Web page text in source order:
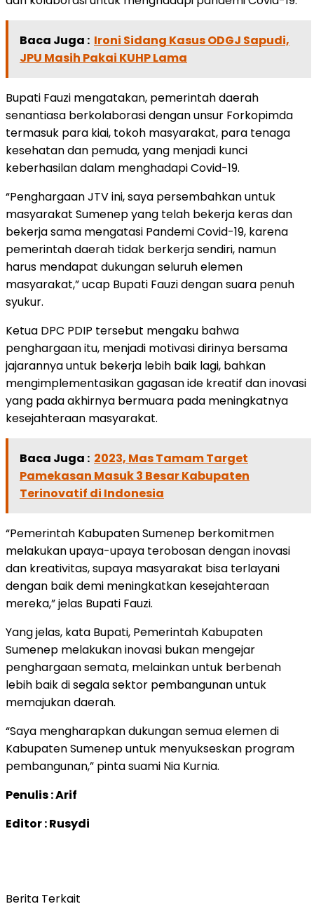
Baca Juga : Ironi Sidang Kasus ODGJ Sapudi,
JPU Masih Pakai KUHP Lama
Bupati Fauzi mengatakan, pemerintah daerah
senantiasa berkolaborasi dengan unsur Forkopimda
termasuk para kiai, tokoh masyarakat, para tenaga
kesehatan dan pemuda, yang menjadi kunci
keberhasilan dalam menghadapi Covid-19.
“Penghargaan JTV ini, saya persembahkan untuk
masyarakat Sumenep yang telah bekerja keras dan
bekerja sama mengatasi Pandemi Covid-19, karena
pemerintah daerah tidak berkerja sendiri, namun
harus mendapat dukungan seluruh elemen
masyarakat,” ucap Bupati Fauzi dengan suara penuh
syukur.
Ketua DPC PDIP tersebut mengaku bahwa
penghargaan itu, menjadi motivasi dirinya bersama
jajarannya untuk bekerja lebih baik lagi, bahkan
mengimplementasikan gagasan ide kreatif dan inovasi
yang pada akhirnya bermuara pada meningkatnya
kesejahteraan masyarakat.
Baca Juga : 2023, Mas Tamam Target
Pamekasan Masuk 3 Besar Kabupaten
Terinovatif di Indonesia
“Pemerintah Kabupaten Sumenep berkomitmen
melakukan upaya-upaya terobosan dengan inovasi
dan kreativitas, supaya masyarakat bisa terlayani
dengan baik demi meningkatkan kesejahteraan
mereka,” jelas Bupati Fauzi.
Yang jelas, kata Bupati, Pemerintah Kabupaten
Sumenep melakukan inovasi bukan mengejar
penghargaan semata, melainkan untuk berbenah
lebih baik di segala sektor pembangunan untuk
memajukan daerah.
“Saya mengharapkan dukungan semua elemen di
Kabupaten Sumenep untuk menyukseskan program
pembangunan,” pinta suami Nia Kurnia.
Penulis : Arif
Editor : Rusydi
Berita Terkait